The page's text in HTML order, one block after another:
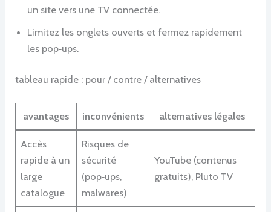
un site vers une TV connectée.
Limitez les onglets ouverts et fermez rapidement
les pop‑ups.
tableau rapide : pour / contre / alternatives
avantages inconvénients alternatives légales
Accès
rapide à un
large
catalogue
Risques de
sécurité
(pop‑ups,
malwares)
YouTube (contenus
gratuits), Pluto TV